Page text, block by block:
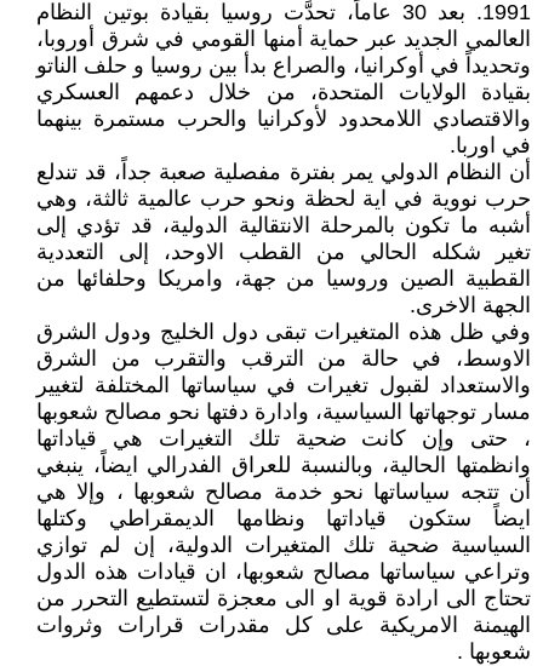
1991. بعد 30 عاماً، تحدَّت روسيا بقيادة بوتين النظام
العالمي الجديد عبر حماية أمنها القومي في شرق أوروبا،
وتحديداً في أوكرانيا، والصراع بدأ بين روسيا و حلف الناتو
بقيادة الولايات المتحدة، من خلال دعمهم العسكري
والاقتصادي اللامحدود لأوكرانيا والحرب مستمرة بينهما
في اوربا.
أن النظام الدولي يمر بفترة مفصلية صعبة جداً، قد تندلع
حرب نووية في اية لحظة ونحو حرب عالمية ثالثة، وهي
أشبه ما تكون بالمرحلة الانتقالية الدولية، قد تؤدي إلى
تغير شكله الحالي من القطب الاوحد، إلى التعددية
القطبية الصين وروسيا من جهة، وامريكا وحلفائها من
الجهة الاخرى.
وفي ظل هذه المتغيرات تبقى دول الخليج ودول الشرق
الاوسط، في حالة من الترقب والتقرب من الشرق
والاستعداد لقبول تغيرات في سياساتها المختلفة لتغيير
مسار توجهاتها السياسية، وادارة دفتها نحو مصالح شعوبها
، حتى وإن كانت ضحية تلك التغيرات هي قياداتها
وانظمتها الحالية، وبالنسبة للعراق الفدرالي ايضاً، ينبغي
أن تتجه سياساتها نحو خدمة مصالح شعوبها ، وإلا هي
ايضاً ستكون قياداتها ونظامها الديمقراطي وكتلها
السياسية ضحية تلك المتغيرات الدولية، إن لم توازي
وتراعي سياساتها مصالح شعوبها، ان قيادات هذه الدول
تحتاج الى ارادة قوية او الى معجزة لتستطيع التحرر من
الهيمنة الامريكية على كل مقدرات قرارات وثروات
شعوبها .